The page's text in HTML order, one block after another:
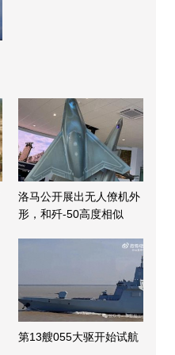
洛马公开展出无人僚机外
形，和歼-50高度相似
第13艘055大驱开始试航